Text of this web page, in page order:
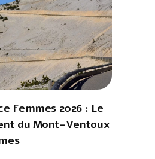
Femmes 2026 : Le
du Mont-Ventoux